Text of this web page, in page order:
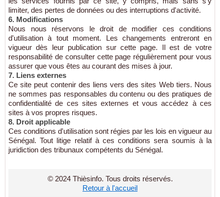
limiter, des pertes de données ou des interruptions d'activité.
6. Modifications
Nous nous réservons le droit de modifier ces conditions
d'utilisation à tout moment. Les changements entreront en
vigueur dès leur publication sur cette page. Il est de votre
responsabilité de consulter cette page régulièrement pour vous
assurer que vous êtes au courant des mises à jour.
7. Liens externes
Ce site peut contenir des liens vers des sites Web tiers. Nous
ne sommes pas responsables du contenu ou des pratiques de
confidentialité de ces sites externes et vous accédez à ces
sites à vos propres risques.
8. Droit applicable
Ces conditions d'utilisation sont régies par les lois en vigueur au
Sénégal. Tout litige relatif à ces conditions sera soumis à la
juridiction des tribunaux compétents du Sénégal.
© 2024 Thièsinfo. Tous droits réservés.
Retour à l'accueil